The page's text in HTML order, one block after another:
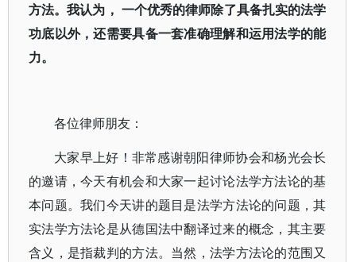
方法。我认为， 一个优秀的律师除了具备扎实的法学
功底以外，还需要具备一套准确理解和运用法学的能
力。
各位律师朋友：
大家早上好！非常感谢朝阳律师协会和杨光会长
的邀请，今天有机会和大家一起讨论法学方法论的基
本问题。我们今天讲的题目是法学方法论的问题，其
实法学方法论是从德国法中翻译过来的概念，其主要
含义，是指裁判的方法。当然，法学方法论的范围又